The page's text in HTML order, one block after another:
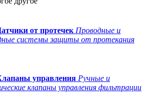
от протечек Проводные и
системы защиты от протекания
управления Ручные и
клапаны управления фильтрации